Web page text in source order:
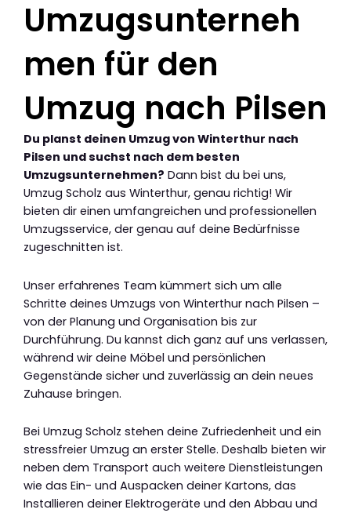
Umzugsunterneh
men für den
Umzug nach Pilsen
Du planst deinen Umzug von Winterthur nach
Pilsen und suchst nach dem besten
Umzugsunternehmen? Dann bist du bei uns,
Umzug Scholz aus Winterthur, genau richtig! Wir
bieten dir einen umfangreichen und professionellen
Umzugsservice, der genau auf deine Bedürfnisse
zugeschnitten ist.
Unser erfahrenes Team kümmert sich um alle
Schritte deines Umzugs von Winterthur nach Pilsen –
von der Planung und Organisation bis zur
Durchführung. Du kannst dich ganz auf uns verlassen,
während wir deine Möbel und persönlichen
Gegenstände sicher und zuverlässig an dein neues
Zuhause bringen.
Bei Umzug Scholz stehen deine Zufriedenheit und ein
stressfreier Umzug an erster Stelle. Deshalb bieten wir
neben dem Transport auch weitere Dienstleistungen
wie das Ein- und Auspacken deiner Kartons, das
Installieren deiner Elektrogeräte und den Abbau und